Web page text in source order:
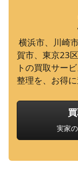
横浜市、川崎市、鎌倉市、逗子市、葉山町、横須
賀市、東京23
トの買取サー
実家